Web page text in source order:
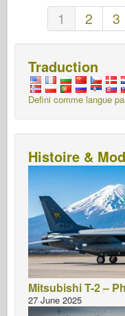
1 2 3
Traduction
Defini comme langue
Histoire &
Mitsubishi T-2 –
27 June 2025